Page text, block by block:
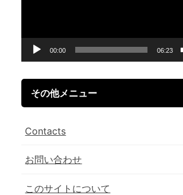
00:00 06:23
その他メニュー
Contacts
お問い合わせ
このサイトについて